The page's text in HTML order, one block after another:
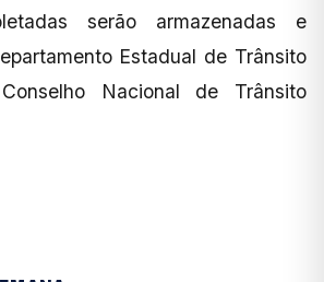
serão armazenadas e
Estadual de Trânsito
Nacional de Trânsito